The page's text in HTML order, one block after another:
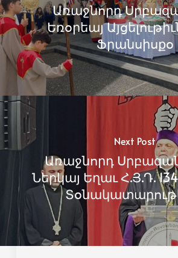
Առաջնորդ
Եռօրեայ
Ֆրանսիսքօ
Next Post
Առաջնորդ
Ներկայ Եղաւ Հ.Յ.Դ.